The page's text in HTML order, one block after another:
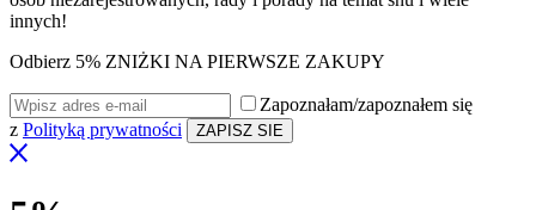
innych!
Odbierz 5% ZNIŻKI NA PIERWSZE ZAKUPY
Zapoznałam/zapoznałem się
z Polityką prywatności